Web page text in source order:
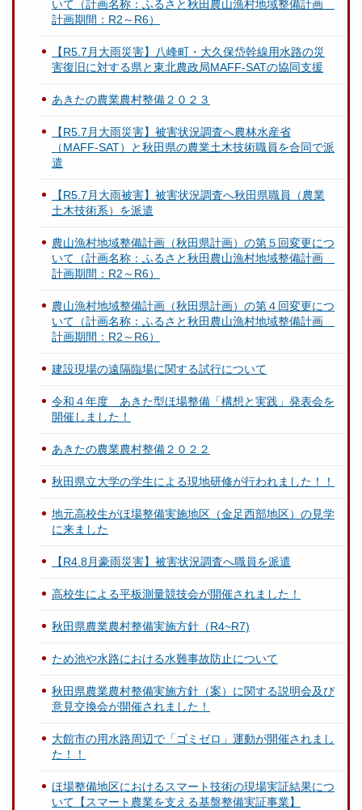
いて（計画名称：ふるさと秋田農山漁村地域整備計画
計画期間：R2～R6）
【R5.7月大雨災害】八峰町・大久保岱幹線用水路の災
害復旧に対する県と東北農政局MAFF-SATの協同支援
あきたの農業農村整備２０２３
【R5.7月大雨災害】被害状況調査へ農林水産省
（MAFF-SAT）と秋田県の農業土木技術職員を合同で派
遣
【R5.7月大雨被害】被害状況調査へ秋田県職員（農業
土木技術系）を派遣
農山漁村地域整備計画（秋田県計画）の第５回変更につ
いて（計画名称：ふるさと秋田農山漁村地域整備計画
計画期間：R2～R6）
農山漁村地域整備計画（秋田県計画）の第４回変更につ
いて（計画名称：ふるさと秋田農山漁村地域整備計画
計画期間：R2～R6）
建設現場の遠隔臨場に関する試行について
令和４年度 あきた型ほ場整備「構想と実践」発表会を
開催しました！
あきたの農業農村整備２０２２
秋田県立大学の学生による現地研修が行われました！！
地元高校生がほ場整備実施地区（金足西部地区）の見学
に来ました
【R4.8月豪雨災害】被害状況調査へ職員を派遣
高校生による平板測量競技会が開催されました！
秋田県農業農村整備実施方針（R4~R7)
ため池や水路における水難事故防止について
秋田県農業農村整備実施方針（案）に関する説明会及び
意見交換会が開催されました！
大館市の用水路周辺で「ゴミゼロ」運動が開催されまし
た！！
ほ場整備地区におけるスマート技術の現場実証結果につ
いて【スマート農業を支える基盤整備実証事業】